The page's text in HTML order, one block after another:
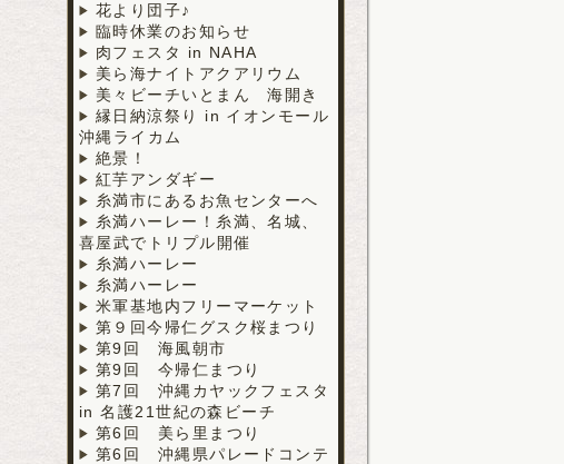
花より団子♪
臨時休業のお知らせ
肉フェスタ in NAHA
美ら海ナイトアクアリウム
美々ビーチいとまん 海開き
縁日納涼祭り in イオンモール
沖縄ライカム
絶景！
紅芋アンダギー
糸満市にあるお魚センターへ
糸満ハーレー！糸満、名城、
喜屋武でトリプル開催
糸満ハーレー
糸満ハーレー
米軍基地内フリーマーケット
第９回今帰仁グスク桜まつり
第9回 海風朝市
第9回 今帰仁まつり
第7回 沖縄カヤックフェスタ
in 名護21世紀の森ビーチ
第6回 美ら里まつり
第6回 沖縄県パレードコンテ